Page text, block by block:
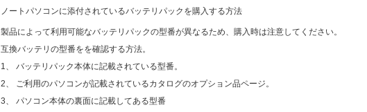
ノートパソコンに添付されているバッテリパックを購入する方法
製品によって利用可能なバッテリパックの型番が異なるため、購入時は注意してください。
互換バッテリの型番をを確認する方法。
1、 バッテリパック本体に記載されている型番。
2、 ご利用のパソコンが記載されているカタログのオプション品ページ。
3、 パソコン本体の裏面に記載してある型番